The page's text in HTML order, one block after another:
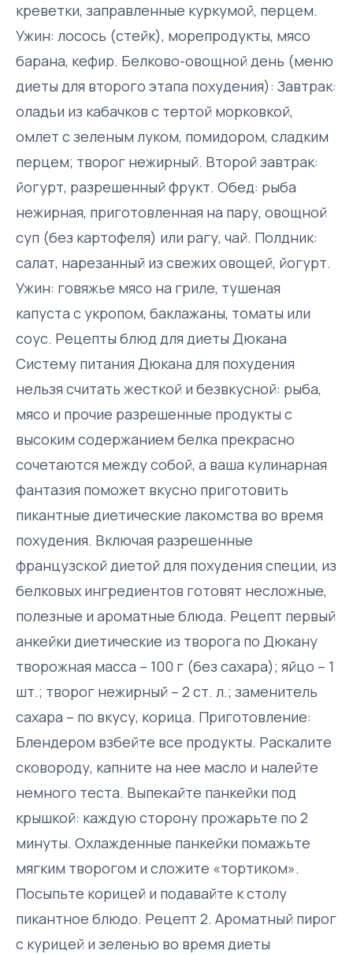
креветки, заправленные куркумой, перцем.
Ужин: лосось (стейк), морепродукты, мясо
барана, кефир. Белково-овощной день (меню
диеты для второго этапа похудения): Завтрак:
оладьи из кабачков с тертой морковкой,
омлет с зеленым луком, помидором, сладким
перцем; творог нежирный. Второй завтрак:
йогурт, разрешенный фрукт. Обед: рыба
нежирная, приготовленная на пару, овощной
суп (без картофеля) или рагу, чай. Полдник:
салат, нарезанный из свежих овощей, йогурт.
Ужин: говяжье мясо на гриле, тушеная
капуста с укропом, баклажаны, томаты или
соус. Рецепты блюд для диеты Дюкана
Систему питания Дюкана для похудения
нельзя считать жесткой и безвкусной: рыба,
мясо и прочие разрешенные продукты с
высоким содержанием белка прекрасно
сочетаются между собой, а ваша кулинарная
фантазия поможет вкусно приготовить
пикантные диетические лакомства во время
похудения. Включая разрешенные
французской диетой для похудения специи, из
белковых ингредиентов готовят несложные,
полезные и ароматные блюда. Рецепт первый
анкейки диетические из творога по Дюкану
творожная масса – 100 г (без сахара); яйцо – 1
шт.; творог нежирный – 2 ст. л.; заменитель
сахара – по вкусу, корица. Приготовление:
Блендером взбейте все продукты. Раскалите
сковороду, капните на нее масло и налейте
немного теста. Выпекайте панкейки под
крышкой: каждую сторону прожарьте по 2
минуты. Охлажденные панкейки помажьте
мягким творогом и сложите «тортиком».
Посыпьте корицей и подавайте к столу
пикантное блюдо. Рецепт 2. Ароматный пирог
с курицей и зеленью во время диеты